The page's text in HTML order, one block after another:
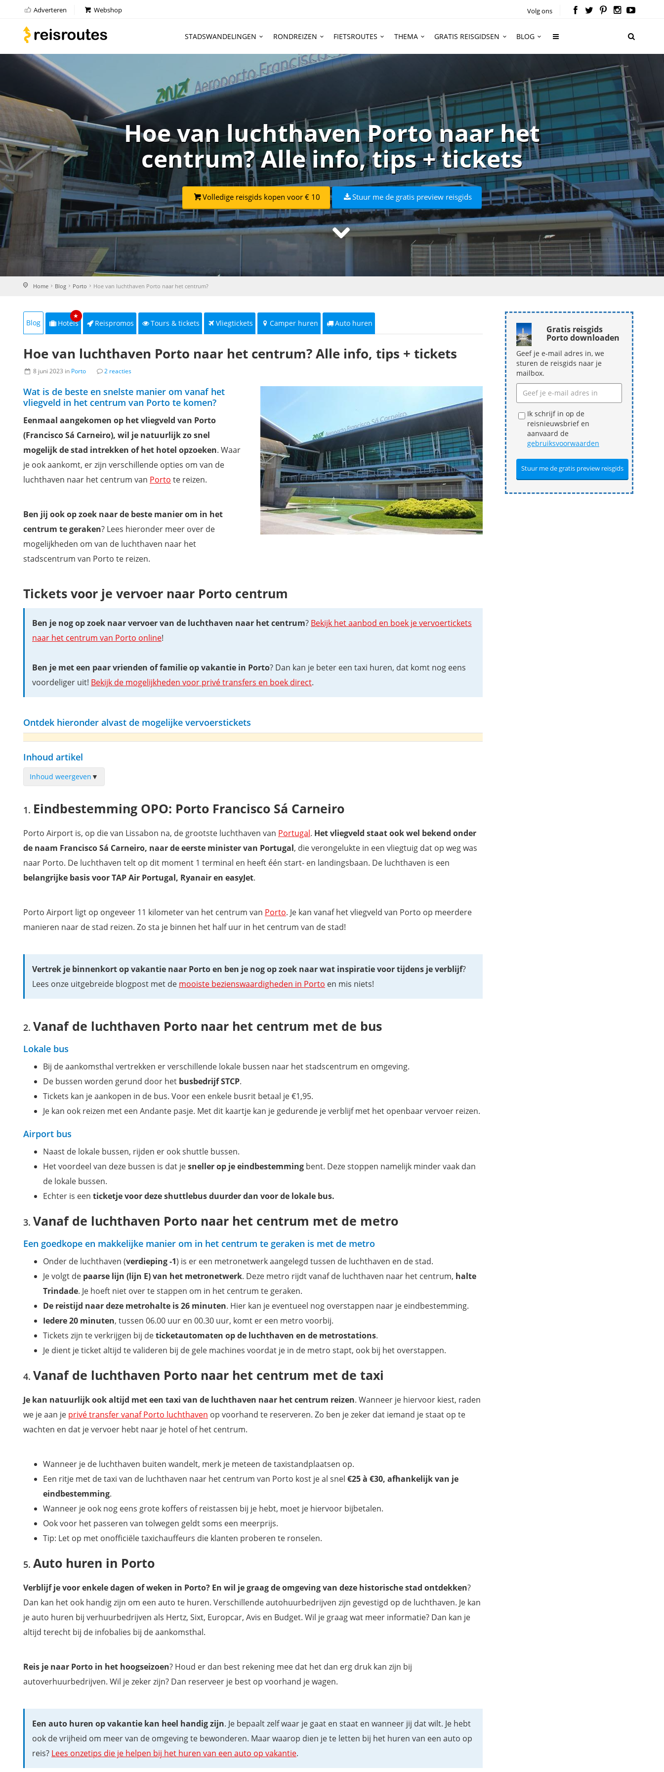
Adverteren Webshop Volg ons
STADSWANDELINGEN RONDREIZEN FIETSROUTES THEMA GRATIS REISGIDSEN BLOG
Hoe van luchthaven Porto naar het
centrum? Alle info, tips + tickets
Volledige reisgids kopen voor € 10 Stuur me de gratis preview reisgids
Home Blog Porto Hoe van luchthaven Porto naar het centrum?
Blog Hotels
★
Reispromos Tours & tickets Vliegtickets Camper huren Auto huren
Hoe van luchthaven Porto naar het centrum? Alle info, tips + tickets
8 juni 2023 in Porto 2 reacties
Wat is de beste en snelste manier om vanaf het
vliegveld in het centrum van Porto te komen?
Eenmaal aangekomen op het vliegveld van Porto
(Francisco Sá Carneiro), wil je natuurlijk zo snel
mogelijk de stad intrekken of het hotel opzoeken. Waar
je ook aankomt, er zijn verschillende opties om van de
luchthaven naar het centrum van Porto te reizen.
Ben jij ook op zoek naar de beste manier om in het
centrum te geraken? Lees hieronder meer over de
mogelijkheden om van de luchthaven naar het
stadscentrum van Porto te reizen.
Tickets voor je vervoer naar Porto centrum
Ben je nog op zoek naar vervoer van de luchthaven naar het centrum? Bekijk het aanbod en boek je vervoertickets
naar het centrum van Porto online!
Ben je met een paar vrienden of familie op vakantie in Porto? Dan kan je beter een taxi huren, dat komt nog eens
voordeliger uit! Bekijk de mogelijkheden voor privé transfers en boek direct.
Ontdek hieronder alvast de mogelijke vervoerstickets
Inhoud artikel
Inhoud weergeven ▼
Vanaf de luchthaven Porto naar het centrum met de bus
Vanaf de luchthaven Porto naar het centrum met de taxi
Filmpje: het eeuwenoude stadscentrum van Porto
Eindbestemming OPO: Porto Francisco Sá Carneiro
Porto Airport is, op die van Lissabon na, de grootste luchthaven van Portugal. Het vliegveld staat ook wel bekend onder
de naam Francisco Sá Carneiro, naar de eerste minister van Portugal, die verongelukte in een vliegtuig dat op weg was
naar Porto. De luchthaven telt op dit moment 1 terminal en heeft één start- en landingsbaan. De luchthaven is een
belangrijke basis voor TAP Air Portugal, Ryanair en easyJet.
Porto Airport ligt op ongeveer 11 kilometer van het centrum van Porto. Je kan vanaf het vliegveld van Porto op meerdere
manieren naar de stad reizen. Zo sta je binnen het half uur in het centrum van de stad!
Vertrek je binnenkort op vakantie naar Porto en ben je nog op zoek naar wat inspiratie voor tijdens je verblijf?
Lees onze uitgebreide blogpost met de mooiste bezienswaardigheden in Porto en mis niets!
Vanaf de luchthaven Porto naar het centrum met de bus
Lokale bus
Bij de aankomsthal vertrekken er verschillende lokale bussen naar het stadscentrum en omgeving.
De bussen worden gerund door het busbedrijf STCP.
Tickets kan je aankopen in de bus. Voor een enkele busrit betaal je €1,95.
Je kan ook reizen met een Andante pasje. Met dit kaartje kan je gedurende je verblijf met het openbaar vervoer reizen.
Airport bus
Naast de lokale bussen, rijden er ook shuttle bussen.
Het voordeel van deze bussen is dat jesneller op je eindbestemming bent. Deze stoppen namelijk minder vaak dan
de lokale bussen.
Echter is een ticketje voor deze shuttlebus duurder dan voor de lokale bus.
Vanaf de luchthaven Porto naar het centrum met de metro
Een goedkope en makkelijke manier om in het centrum te geraken is met de metro
Onder de luchthaven (verdieping -1) is er een metronetwerk aangelegd tussen de luchthaven en de stad.
Je volgt de paarse lijn (lijn E) van het metronetwerk. Deze metro rijdt vanaf de luchthaven naar het centrum, halte
Trindade. Je hoeft niet over te stappen om in het centrum te geraken.
De reistijd naar deze metrohalte is 26 minuten. Hier kan je eventueel nog overstappen naar je eindbestemming.
Iedere 20 minuten, tussen 06.00 uur en 00.30 uur, komt er een metro voorbij.
Tickets zijn te verkrijgen bij deticketautomaten op de luchthaven en de metrostations.
Je dient je ticket altijd te valideren bij de gele machines voordat je in de metro stapt, ook bij het overstappen.
Vanaf de luchthaven Porto naar het centrum met de taxi
Je kan natuurlijk ook altijd met een taxi van de luchthaven naar het centrum reizen. Wanneer je hiervoor kiest, raden
we je aan je privé transfer vanaf Porto luchthaven op voorhand te reserveren. Zo ben je zeker dat iemand je staat op te
wachten en dat je vervoer hebt naar je hotel of het centrum.
Wanneer je de luchthaven buiten wandelt, merk je meteen de taxistandplaatsen op.
Een ritje met de taxi van de luchthaven naar het centrum van Porto kost je al snel €25 à €30, afhankelijk van je
eindbestemming.
Wanneer je ook nog eens grote koffers of reistassen bij je hebt, moet je hiervoor bijbetalen.
Ook voor het passeren van tolwegen geldt soms een meerprijs.
Tip: Let op met onofficiële taxichauffeurs die klanten proberen te ronselen.
Auto huren in Porto
Verblijf je voor enkele dagen of weken in Porto? En wil je graag de omgeving van deze historische stad ontdekken?
Dan kan het ook handig zijn om een auto te huren. Verschillende autohuurbedrijven zijn gevestigd op de luchthaven. Je kan
je auto huren bij verhuurbedrijven als Hertz, Sixt, Europcar, Avis en Budget. Wil je graag wat meer informatie? Dan kan je
altijd terecht bij de infobalies bij de aankomsthal.
Reis je naar Porto in het hoogseizoen? Houd er dan best rekening mee dat het dan erg druk kan zijn bij
autoverhuurbedrijven. Wil je zeker zijn? Dan reserveer je best op voorhand je wagen.
Een auto huren op vakantie kan heel handig zijn. Je bepaalt zelf waar je gaat en staat en wanneer jij dat wilt. Je hebt
ook de vrijheid om meer van de omgeving te bewonderen. Maar waarop dien je te letten bij het huren van een auto op
reis? Lees onzetips die je helpen bij het huren van een auto op vakantie.
Gratis reisgids
Porto downloaden
Geef je e-mail adres in, we
sturen de reisgids naar je
mailbox.
Ik schrijf in op de
reisnieuwsbrief en
aanvaard de
gebruiksvoorwaarden